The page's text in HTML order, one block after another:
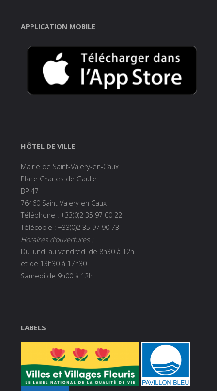
APPLICATION MOBILE
HÔTEL DE VILLE
Mairie de Saint-Valery-en-Caux
Place Charles de Gaulle
BP 47
76460 Saint Valery en Caux
Téléphone : +33(0)2 35 97 00 22
Télécopie : +33(0)2 35 97 90 73
Horaires d’ouvertures :
Du lundi au vendredi de 8h30 à 12h
et de 13h30 à 17h30
Samedi de 9h00 à 12h
LABELS